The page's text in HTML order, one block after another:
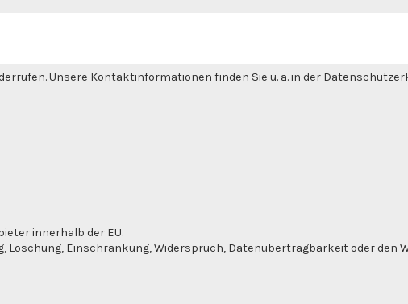
Unsere Kontaktinformationen finden Sie u. a. in der
innerhalb der EU.
Löschung, Einschränkung, Widerspruch, Datenübertragbarkeit oder den